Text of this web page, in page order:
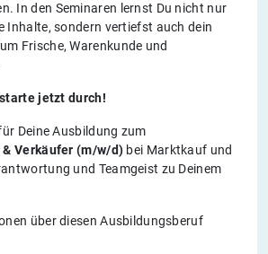
In den Seminaren lernst Du nicht nur
Inhalte, sondern vertiefst auch dein
Frische, Warenkunde und
jetzt durch!
Deine Ausbildung zum
Verkäufer (m/w/d) bei Marktkauf und
und Teamgeist zu Deinem
über diesen Ausbildungsberuf